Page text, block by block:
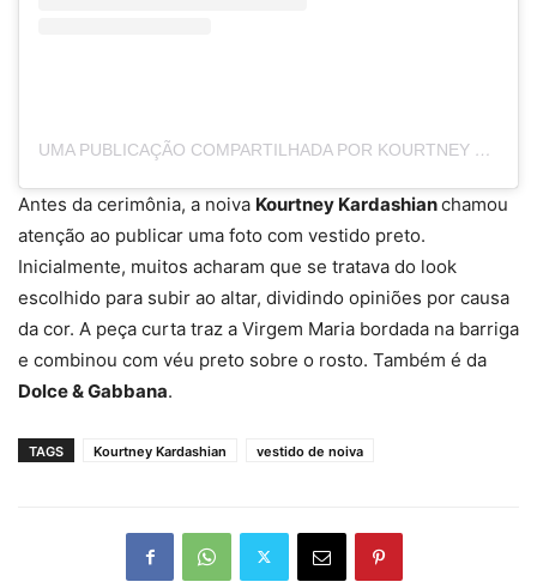
UMA PUBLICAÇÃO COMPARTILHADA POR KOURTNEY ❤️ (@KOURTNEYKARDASH)
Antes da cerimônia, a noiva Kourtney Kardashianchamou
atenção ao publicar uma foto com vestido preto.
Inicialmente, muitos acharam que se tratava do look
escolhido para subir ao altar, dividindo opiniões por causa
da cor. A peça curta traz a Virgem Maria bordada na barriga
e combinou com véu preto sobre o rosto. Também é da
Dolce & Gabbana.
TAGS Kourtney Kardashian vestido de noiva